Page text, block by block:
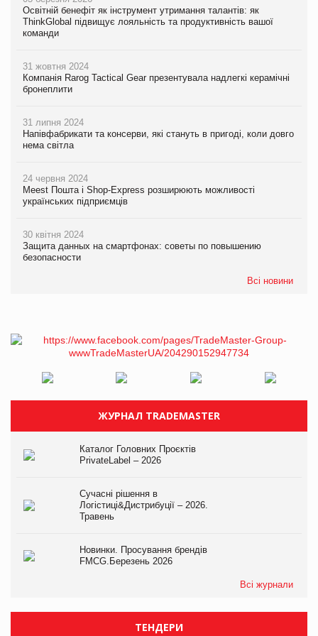
Освітній бенефіт як інструмент утримання талантів: як
ThinkGlobal підвищує лояльність та продуктивність вашої
команди
31 жовтня 2024
Компанія Rarog Tactical Gear презентувала надлегкі керамічні
бронеплити
31 липня 2024
Напівфабрикати та консерви, які стануть в пригоді, коли довго
нема світла
24 червня 2024
Meest Пошта і Shop-Express розширюють можливості
українських підприємців
30 квітня 2024
Защита данных на смартфонах: советы по повышению
безопасности
Всі новини
ЖУРНАЛ TRADEMASTER
Каталог Головних Проєктів
PrivateLabel – 2026
Сучасні рішення в
Логістиці&Дистрибуції – 2026.
Травень
Новинки. Просування брендів
FMCG.Березень 2026
Всі журнали
ТЕНДЕРИ